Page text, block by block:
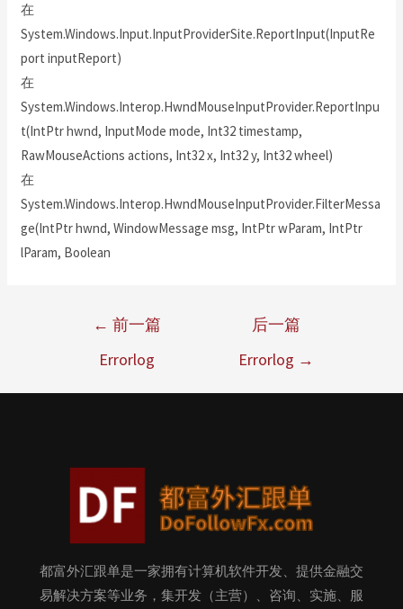
在
System.Windows.Input.InputProviderSite.ReportInput(InputRe
port inputReport)
在
System.Windows.Interop.HwndMouseInputProvider.ReportInpu
t(IntPtr hwnd, InputMode mode, Int32 timestamp,
RawMouseActions actions, Int32 x, Int32 y, Int32 wheel)
在
System.Windows.Interop.HwndMouseInputProvider.FilterMessa
ge(IntPtr hwnd, WindowMessage msg, IntPtr wParam, IntPtr
lParam, Boolean
← 前一篇
Errorlog
后一篇
Errorlog →
都富外汇跟单是一家拥有计算机软件开发、提供金融交
易解决方案等业务，集开发（主营）、咨询、实施、服